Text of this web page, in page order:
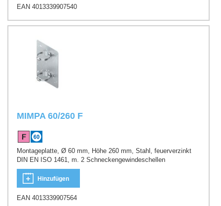
EAN 4013339907540
MIMPA 60/260 F
Montageplatte, Ø 60 mm, Höhe 260 mm, Stahl, feuerverzinkt
DIN EN ISO 1461, m. 2 Schneckengewindeschellen
Hinzufügen
EAN 4013339907564